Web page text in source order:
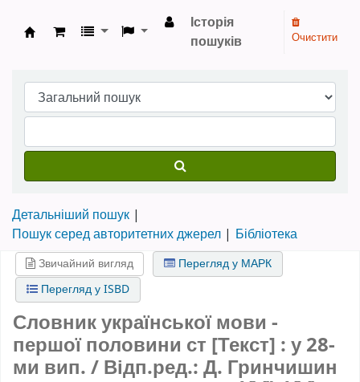
Бібліотека НТШ › Електронний каталог
Історія
пошуків
Очистити
Детальніший пошук
Пошук серед авторитетних джерел
Бібліотека
Звичайний вигляд
Перегляд у МАРК
Перегляд у ISBD
Словник української мови -
першої половини ст [Текст] : у 28-
ми вип. / Відп.ред.: Д. Гринчишин